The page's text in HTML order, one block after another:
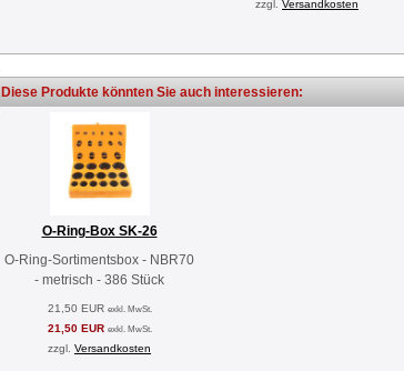
zzgl. Versandkosten
Diese Produkte könnten Sie auch interessieren:
O-Ring-Box SK-26
O-Ring-Sortimentsbox - NBR70
- metrisch - 386 Stück
21,50 EUR exkl. MwSt.
21,50 EUR exkl. MwSt.
zzgl. Versandkosten